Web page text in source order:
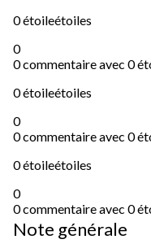
0 étoileétoiles
0
0 commentaire avec 0
0 étoileétoiles
0
0 commentaire avec 0
0 étoileétoiles
0
0 commentaire avec 0
Note générale